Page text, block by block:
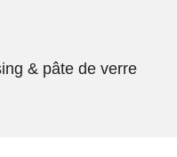
& pâte de verre